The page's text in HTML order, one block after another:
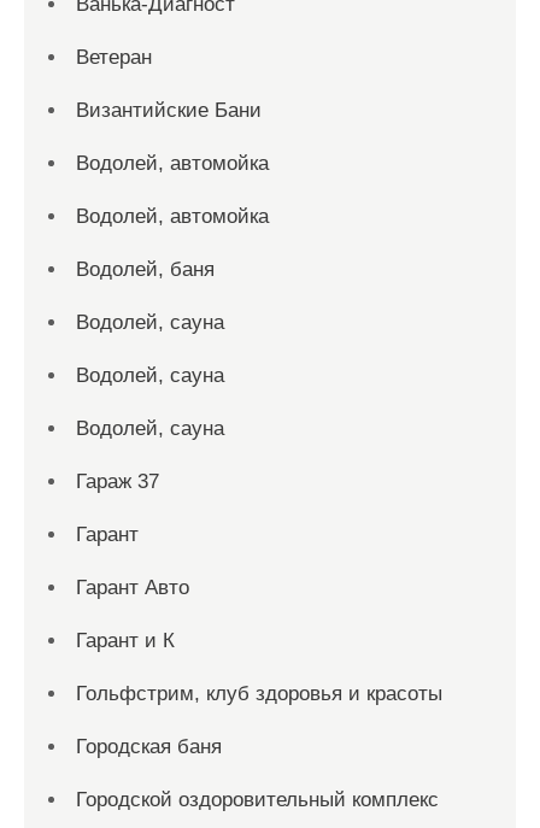
Ветеран
Византийские Бани
Водолей, автомойка
Водолей, автомойка
Водолей, баня
Водолей, сауна
Водолей, сауна
Водолей, сауна
Гараж 37
Гарант
Гарант Авто
Гарант и К
Гольфстрим, клуб здоровья и красоты
Городская баня
Городской оздоровительный комплекс